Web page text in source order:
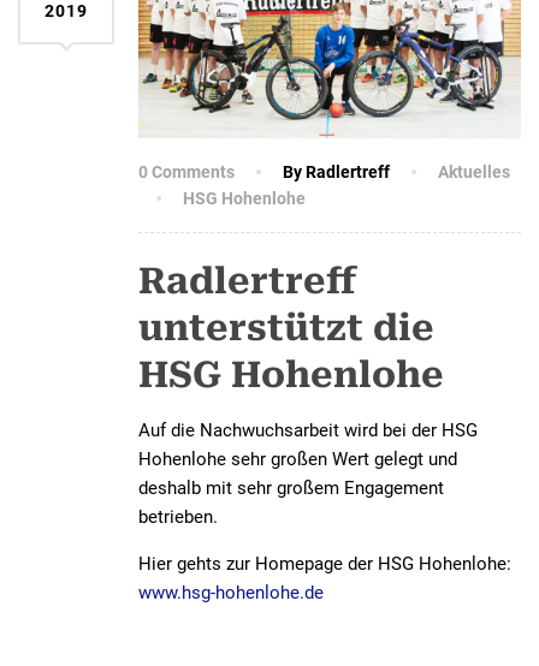
2019
0 Comments By Radlertreff
Aktuelles
HSG Hohenlohe
Radlertreff
unterstützt die
HSG Hohenlohe
Auf die Nachwuchsarbeit wird bei der HSG
Hohenlohe sehr großen Wert gelegt und
deshalb mit sehr großem Engagement
betrieben.
Hier gehts zur Homepage der HSG Hohenlohe:
www.hsg-hohenlohe.de